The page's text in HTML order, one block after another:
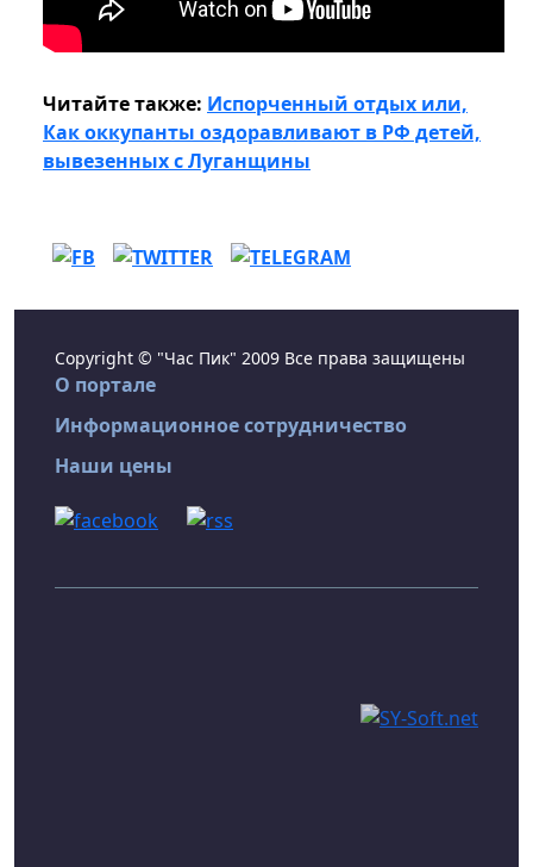
Читайте также: Испорченный отдых или,
Как оккупанты оздоравливают в РФ детей,
вывезенных с Луганщины
Copyright © "Час Пик" 2009 Все права защищены
О портале
Информационное сотрудничество
Наши цены